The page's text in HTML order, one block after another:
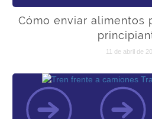
Cómo enviar alimentos
11 de abril de